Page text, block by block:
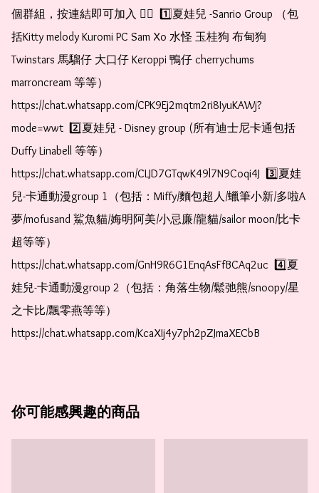
個群組，按連結即可加入 👇🏻  1️⃣夏娃兒 -Sanrio Group （包
括Kitty melody Kuromi PC Sam Xo 水怪 玉桂狗 布甸狗
Twinstars 馬騮仔 大口仔 Keroppi 鴨仔 cherrychums
marroncream 等等）
https://chat.whatsapp.com/CPK9Ej2mqtm2ri8IyuKAWj?
mode=wwt  2️⃣夏娃兒 - Disney group (所有迪士尼卡通包括
Duffy Linabell 等等）
https://chat.whatsapp.com/CLJD7GTqwK49l7N9Coqi4J  3️⃣夏娃
兒-卡通動漫group 1（包括：Miffy/麵包超人/蠟筆小新/多啦A
夢/mofusand 鯊魚貓/娒明阿美/小忌廉/龍貓/sailor moon/比卡
超等等）
https://chat.whatsapp.com/GnH9R6G1EnqAsFfBCAq2uc  4️⃣夏
娃兒-卡通動漫group 2（包括：角落生物/鬆弛熊/snoopy/星
之卡比/飄零燕等等）
https://chat.whatsapp.com/KcaXIj4y7ph2pZJmaXECbB
你可能感興趣的商品